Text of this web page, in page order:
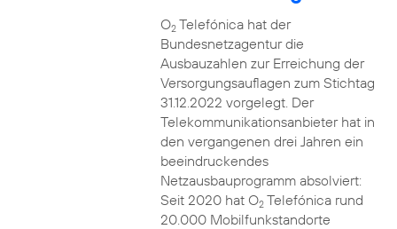
O2Telefónica hat der
Bundesnetzagentur die
Ausbauzahlen zur Erreichung der
Versorgungsauflagen zum Stichtag
31.12.2022 vorgelegt. Der
Telekommunikationsanbieter hat in
den vergangenen drei Jahren ein
beeindruckendes
Netzausbauprogramm absolviert:
Seit 2020 hat O2Telefónica rund
20.000 Mobilfunkstandorte